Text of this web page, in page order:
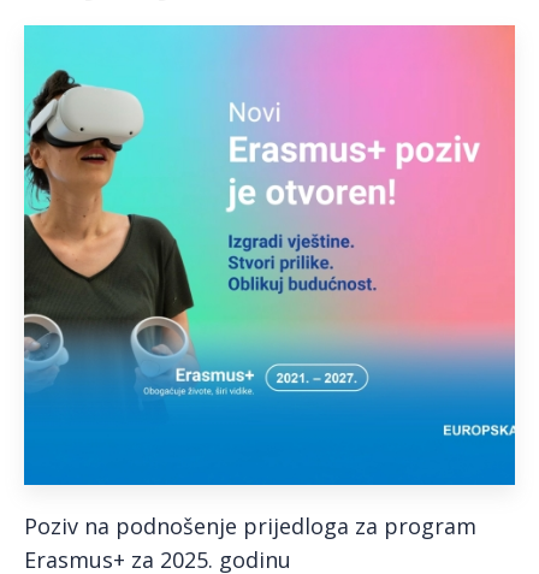
Poziv na podnošenje prijedloga za program
Erasmus+ za 2025. godinu